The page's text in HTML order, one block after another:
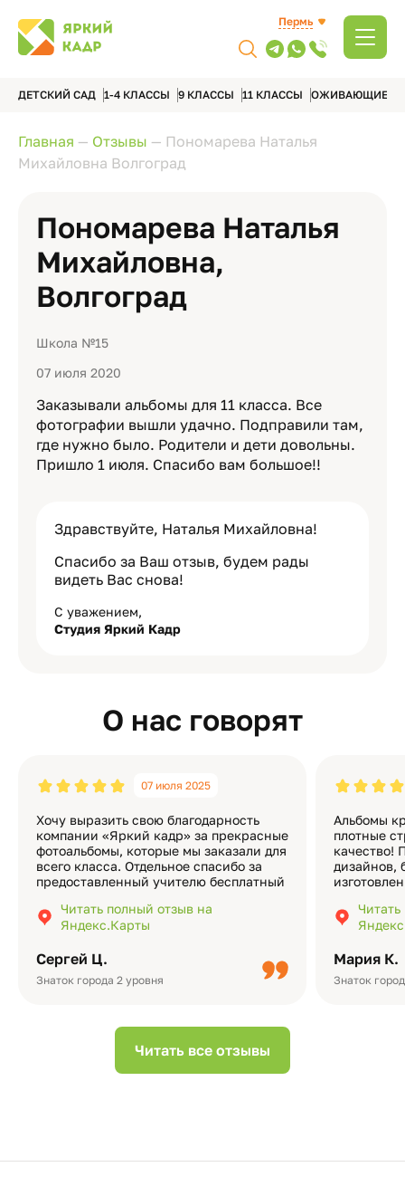
Пермь
ДЕТСКИЙ САД 1-4 КЛАССЫ 9 КЛАССЫ 11 КЛАССЫ ОЖИВАЮЩИЕ
Главная — Отзывы — Пономарева Наталья
Михайловна Волгоград
Пономарева Наталья
Михайловна,
Волгоград
Школа №15
07 июля 2020
Заказывали альбомы для 11 класса. Все
фотографии вышли удачно. Подправили там,
где нужно было. Родители и дети довольны.
Пришло 1 июля. Спасибо вам большое!!
Здравствуйте, Наталья Михайловна!
Спасибо за Ваш отзыв, будем рады
видеть Вас снова!
С уважением,
Студия Яркий Кадр
О нас говорят
Сергей Ц.
Знаток города 2 уровня
07 июля 2025
Хочу выразить свою благодарность
компании «Яркий кадр» за прекрасные
фотоальбомы, которые мы заказали для
всего класса. Отдельное спасибо за
предоставленный учителю бесплатный
подчёркивает значимость события.
Качество альбомов на высшем уровне:
Читать полный отзыв на
Яндекс.Карты
Мария К.
Знаток
Альбомы
плотные
качество!
дизайнов,
добавить
видео с
Читать все отзывы